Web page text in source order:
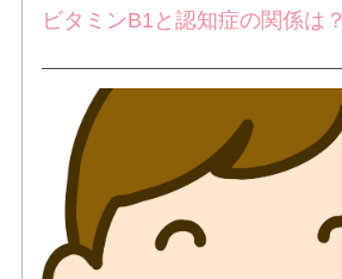
ビタミンB1と認知症の関係は？